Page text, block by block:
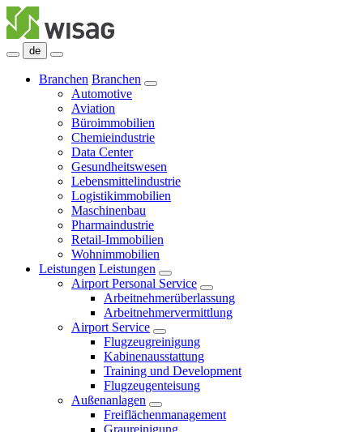
de
Branchen Branchen
Automotive
Aviation
Büroimmobilien
Chemieindustrie
Data Center
Gesundheitswesen
Lebensmittelindustrie
Logistikimmobilien
Maschinenbau
Pharmaindustrie
Retail-Immobilien
Wohnimmobilien
Leistungen Leistungen
Airport Personal Service
Arbeitnehmerüberlassung
Arbeitnehmervermittlung
Airport Service
Flugzeugreinigung
Kabinenausstattung
Training und Development
Flugzeugenteisung
Außenanlagen
Freiflächenmanagement
Graureinigung